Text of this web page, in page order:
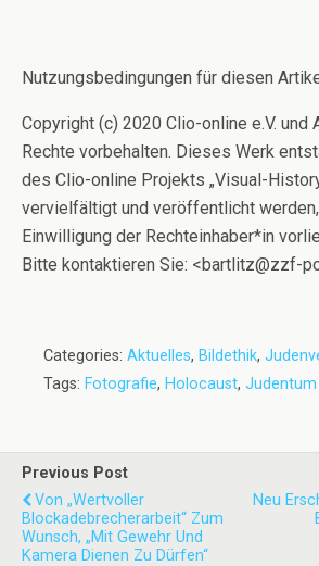
Nutzungsbedingungen für diesen
Copyright (c) 2020 Clio-online e.V. und
Rechte vorbehalten. Dieses Werk
des Clio-online Projekts „Visual-
vervielfältigt und veröffentlicht
Einwilligung der Rechteinhaber*in
Bitte kontaktieren Sie: <bartlitz@zzf-
Categories: Aktuelles, Bildethik,
Tags: Fotografie, Holocaust, Judentum
Previous Post
Von „wertvoller
Blockadebrecherarbeit“ Zum
Wunsch, „mit Gewehr Und
Kamera Dienen Zu Dürfen“
Neu